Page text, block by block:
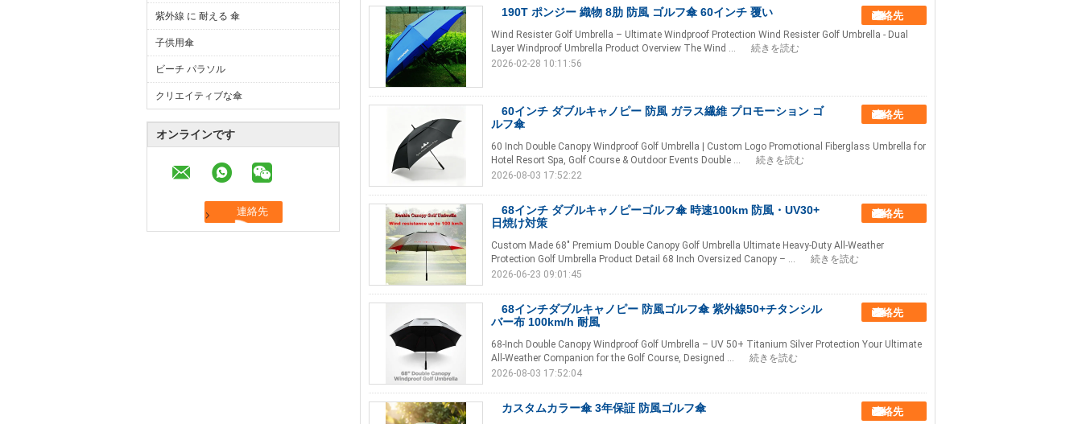
紫外線 に 耐える 傘
子供用傘
ビーチ パラソル
クリエイティブな傘
オンラインです
190T ポンジー 織物 8肋 防風 ゴルフ傘 60インチ 覆い 連絡先
Wind Resister Golf Umbrella – Ultimate Windproof Protection Wind Resister Golf Umbrella - Dual
Layer Windproof Umbrella Product Overview The Wind ...
続きを読む
2026-02-28 10:11:56
60インチ ダブルキャノピー 防風 ガラス繊維 プロモーション ゴ
ルフ傘
連絡先
60 Inch Double Canopy Windproof Golf Umbrella | Custom Logo Promotional Fiberglass Umbrella for
Hotel Resort Spa, Golf Course & Outdoor Events Double ...
続きを読む
2026-08-03 17:52:22
68インチ ダブルキャノピーゴルフ傘 時速100km 防風・UV30+
日焼け対策
連絡先
Custom Made 68" Premium Double Canopy Golf Umbrella Ultimate Heavy-Duty All-Weather
Protection Golf Umbrella Product Detail 68 Inch Oversized Canopy – ...
続きを読む
2026-06-23 09:01:45
68インチダブルキャノピー 防風ゴルフ傘 紫外線50+チタンシル
バー布 100km/h 耐風
連絡先
68-Inch Double Canopy Windproof Golf Umbrella – UV 50+ Titanium Silver Protection Your Ultimate
All-Weather Companion for the Golf Course, Designed ...
続きを読む
2026-08-03 17:52:04
カスタムカラー傘 3年保証 防風ゴルフ傘 連絡先